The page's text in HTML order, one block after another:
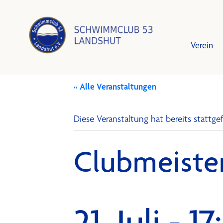
Verein
« Alle Veranstaltungen
Diese Veranstaltung hat bereits